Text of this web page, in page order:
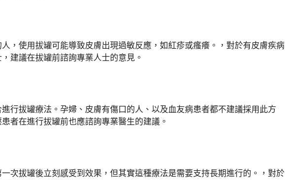
，使用拔罐可能導致皮膚出現過敏反應，如紅疹或瘙癢。，對於有皮膚疾病
建議在拔罐前諮詢專業人士的意見。
行拔罐療法。孕婦、皮膚有傷口的人、以及血友病患者都不建議採用此方
者在進行拔罐前也應諮詢專業醫生的建議。
次拔罐後立刻感受到效果，但其實這種療法是需要支持長期進行的。，對於